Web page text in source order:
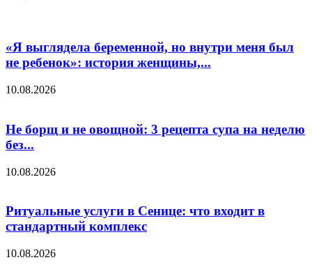
«Я выглядела беременной, но внутри меня был
не ребенок»: история женщины,...
10.08.2026
Не борщ и не овощной: 3 рецепта супа на неделю
без...
10.08.2026
Ритуальные услуги в Сенице: что входит в
стандартный комплекс
10.08.2026